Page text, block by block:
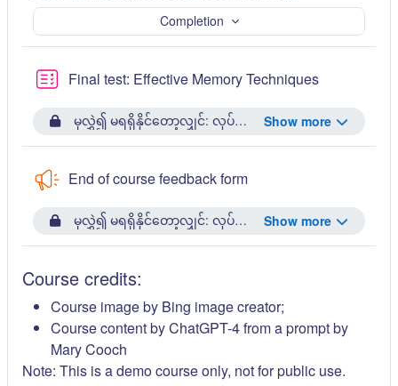
Completion
Final test: Effective Memory Techniquesပဟေဠိမေးခွ
Show more
မှလွှဲ၍ မရရှိနိုင်တော့လျှင်: လုပ်ဆောင်မှု Summative
End of course feedback form
Show more
မှလွှဲ၍ မရရှိနိုင်တော့လျှင်: လုပ်ဆောင်မှု Final test:
Course credits:
Course image by Bing image creator;
Course content by ChatGPT-4 from a prompt by
Mary Cooch
Note: This is a demo course only, not for public use.